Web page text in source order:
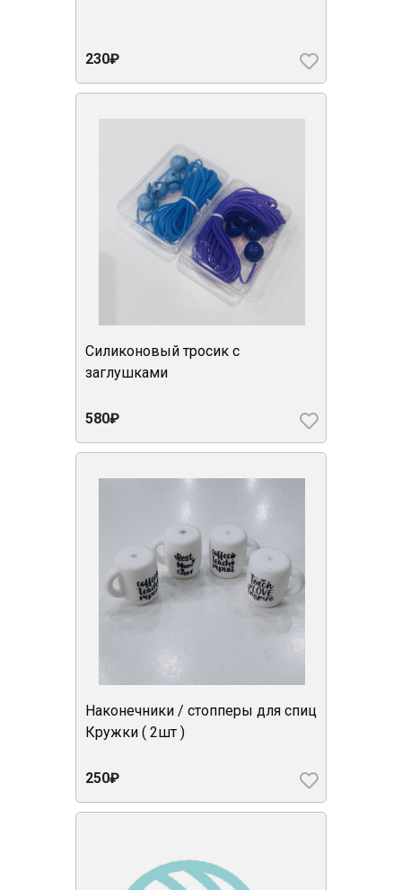
230₽
Силиконовый тросик с
заглушками
580₽
Наконечники / стопперы для спиц
Кружки ( 2шт )
250₽